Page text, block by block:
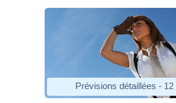
Prévisions détaillées - 12